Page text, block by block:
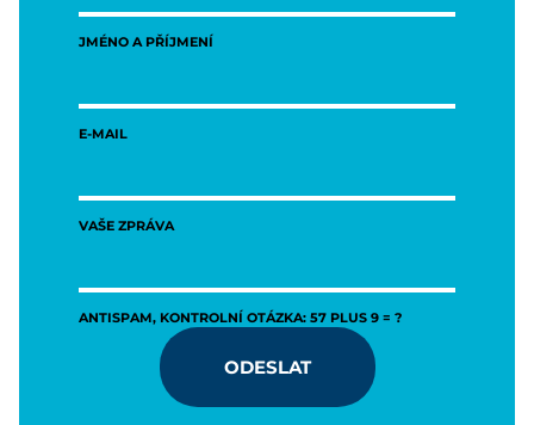
JMÉNO A PŘÍJMENÍ
E-MAIL
VAŠE ZPRÁVA
ANTISPAM, KONTROLNÍ OTÁZKA: 57 PLUS 9 = ?
ODESLAT